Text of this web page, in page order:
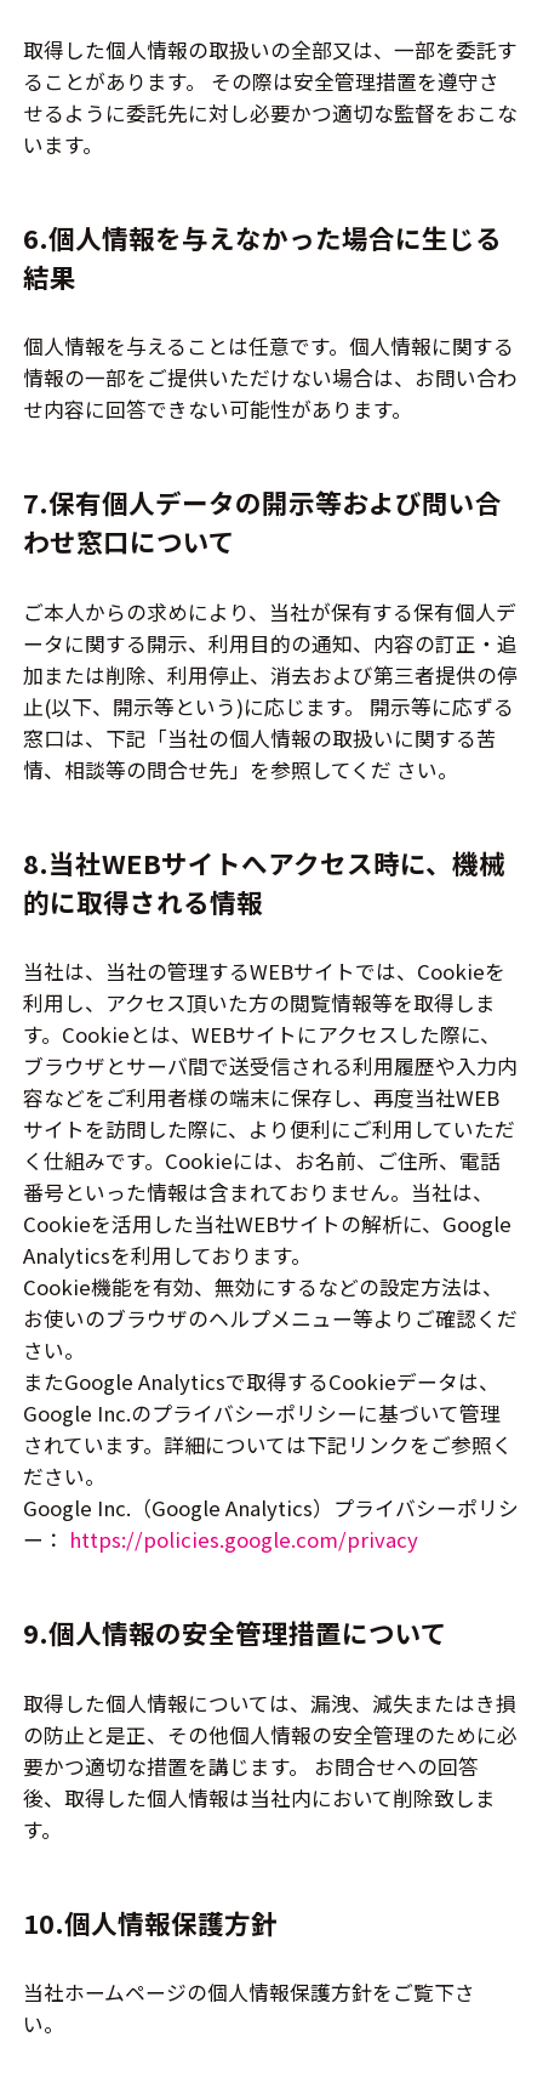
取得した個人情報の取扱いの全部又は、一部を委託す
ることがあります。 その際は安全管理措置を遵守さ
せるように委託先に対し必要かつ適切な監督をおこな
います。
6.個人情報を与えなかった場合に生じる
結果
個人情報を与えることは任意です。個人情報に関する
情報の一部をご提供いただけない場合は、お問い合わ
せ内容に回答できない可能性があります。
7.保有個人データの開示等および問い合
わせ窓口について
ご本人からの求めにより、当社が保有する保有個人デ
ータに関する開示、利用目的の通知、内容の訂正・追
加または削除、利用停止、消去および第三者提供の停
止(以下、開示等という)に応じます。 開示等に応ずる
窓口は、下記「当社の個人情報の取扱いに関する苦
情、相談等の問合せ先」を参照してくだ さい。
8.当社WEBサイトへアクセス時に、機械
的に取得される情報
当社は、当社の管理するWEBサイトでは、Cookieを
利用し、アクセス頂いた方の閲覧情報等を取得しま
す。Cookieとは、WEBサイトにアクセスした際に、
ブラウザとサーバ間で送受信される利用履歴や入力内
容などをご利用者様の端末に保存し、再度当社WEB
サイトを訪問した際に、より便利にご利用していただ
く仕組みです。Cookieには、お名前、ご住所、電話
番号といった情報は含まれておりません。当社は、
Cookieを活用した当社WEBサイトの解析に、Google
Analyticsを利用しております。
Cookie機能を有効、無効にするなどの設定方法は、
お使いのブラウザのヘルプメニュー等よりご確認くだ
さい。
またGoogle Analyticsで取得するCookieデータは、
Google Inc.のプライバシーポリシーに基づいて管理
されています。詳細については下記リンクをご参照く
ださい。
Google Inc.（Google Analytics）プライバシーポリシ
ー： https://policies.google.com/privacy
9.個人情報の安全管理措置について
取得した個人情報については、漏洩、減失またはき損
の防止と是正、その他個人情報の安全管理のために必
要かつ適切な措置を講じます。 お問合せへの回答
後、取得した個人情報は当社内において削除致しま
す。
10.個人情報保護方針
当社ホームページの個人情報保護方針をご覧下さ
い。